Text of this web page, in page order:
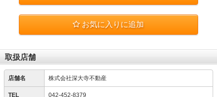
お気に入りに追加
取扱店舗
店舗名 株式会社深大寺不動産
TEL 042-452-8379